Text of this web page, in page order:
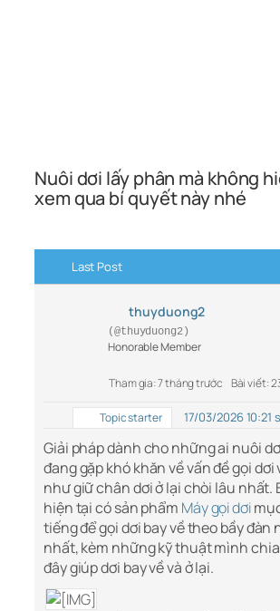
Nuôi dơi lấy phân mà không
xem qua bí quyết này nhé
Last Post
thuyduong2
(@thuyduong2)
Honorable Member
Tham gia: 7 tháng trước Bài viết:
Topic starter 17/03/2026 10:21
Giải pháp dành cho những ai nuôi
đang gặp khó khăn về vấn đề gọi dơi
như giữ chân dơi ở lại chòi lâu nhất.
hiện tại có sản phẩm Máy gọi dơi
tiếng để gọi dơi bay về theo bầy đàn
nhất, kèm những kỹ thuật mình
đây giúp dơi bay về và ở lại.